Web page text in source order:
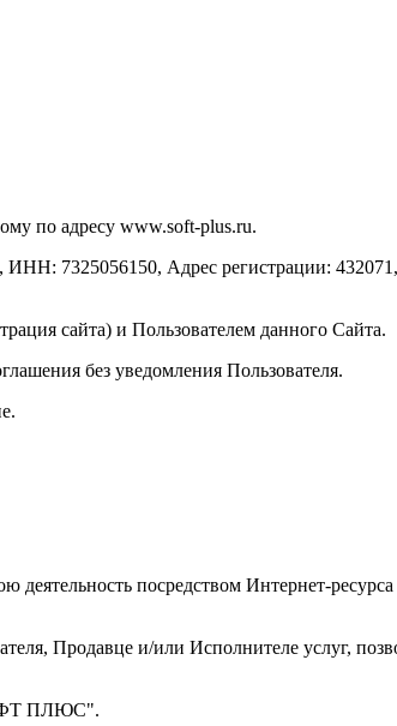
по адресу www.soft-plus.ru.
7325056150, Адрес регистрации: 432071,
сайта) и Пользователем данного Сайта.
без уведомления Пользователя.
посредством Интернет-
Продавце и/или Исполнителе услуг,
ПЛЮС".